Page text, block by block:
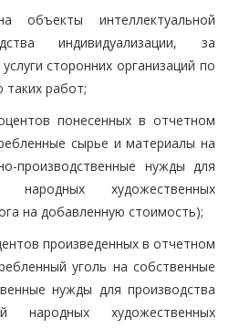
объекты интеллектуальной
индивидуализации, за
сторонних организаций по
таких работ;
понесенных в отчетном
сырье и материалы на
производственные нужды для
народных художественных
на добавленную стоимость);
произведенных в отчетном
уголь на собственные
нужды для производства
народных художественных